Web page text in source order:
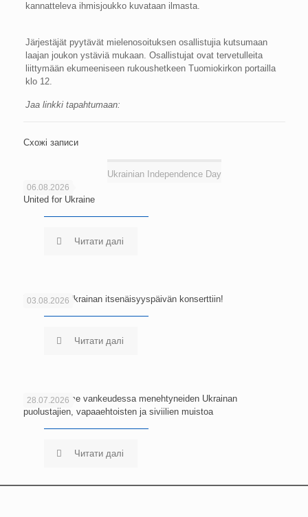
kannatteleva ihmisjoukko kuvataan ilmasta.
Järjestäjät pyytävät mielenosoituksen osallistujia kutsumaan
laajan joukon ystäviä mukaan. Osallistujat ovat tervetulleita
liittymään ekumeeniseen rukoushetkeen Tuomiokirkon portailla
klo 12.
Jaa linkki tapahtumaan:
Схожі записи
Ukrainian Independence Day
06.08.2026
United for Ukraine
Читати далі
03.08.2026
Tervetuloa Ukrainan itsenäisyyspäivän konserttiin!
Читати далі
28.07.2026
Kunnioitamme vankeudessa menehtyneiden Ukrainan
puolustajien, vapaaehtoisten ja siviilien muistoa
Читати далі